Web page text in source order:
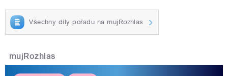
Všechny díly pořadu na mujRozhlas
mujRozhlas